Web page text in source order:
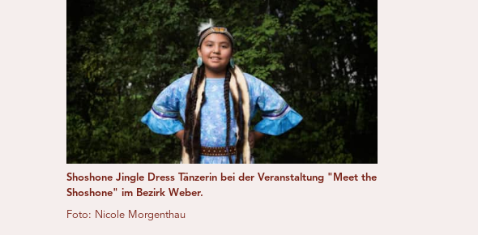
Shoshone Jingle Dress Tänzerin bei der Veranstaltung "Meet the
Shoshone" im Bezirk Weber.
Foto: Nicole Morgenthau